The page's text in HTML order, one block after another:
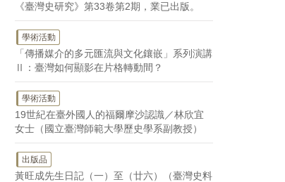
《臺灣史研究》第33卷第2期，業已出版。
學術活動
「傳播媒介的多元匯流與文化鑲嵌」系列演講
Ⅱ：臺灣如何顯影在片格轉動間？
學術活動
19世紀在臺外國人的福爾摩沙認識／林欣宜
女士（國立臺灣師範大學歷史學系副教授）
出版品
黃旺成先生日記（一）至（廿六）（臺灣史料